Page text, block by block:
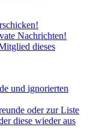
Nachrichten!
dieses
und ignorierten
oder zur Liste
diese wieder aus